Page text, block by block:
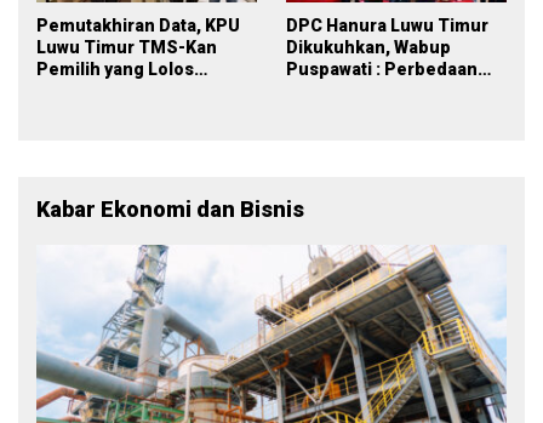
Pemutakhiran Data, KPU
Luwu Timur TMS-Kan
Pemilih yang Lolos
DPC Hanura Luwu Timur
Dikukuhkan, Wabup
Puspawati : Perbedaan
Kabar Ekonomi dan Bisnis